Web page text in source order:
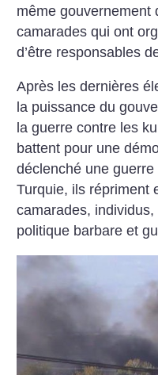
même gouvernement
camarades qui ont
d’être responsables
Après les dernières
la puissance du
la guerre contre les
battent pour une
déclenché une guerre
Turquie, ils répriment
camarades,
politique barbare et